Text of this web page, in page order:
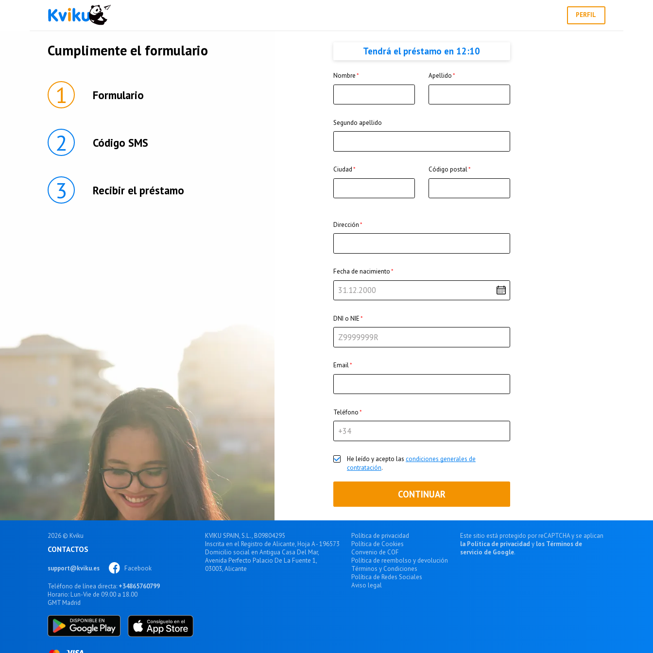
PERFIL
Cumplimente el formulario
1 Formulario
2 Código SMS
3 Recibir el préstamo
Tendrá el préstamo en 12:10
Nombre Apellido
Segundo apellido
Ciudad Código postal
Dirección
Fecha de nacimiento
DNI o NIE
Email
Teléfono
He leído y acepto las condiciones generales de
contratación.
CONTINUAR
2026 © Kviku
CONTACTOS
support@kviku.es Facebook
Teléfono de línea directa: +34865760799
Horario: Lun-Vie de 09.00 a 18.00
GMT Madrid
KVIKU SPAIN, S.L., B09804295
Inscrita en el Registro de Alicante, Hoja A - 196573
Domicilio social en Antigua Casa Del Mar,
Avenida Perfecto Palacio De La Fuente 1,
03003, Alicante
Política de privacidad
Política de Cookies
Convenio de COF
Política de reembolso y devolución
Términos y Condiciones
Política de Redes Sociales
Aviso legal
Este sitio está protegido por reCAPTCHA y se aplican
la Política de privacidad y los Términos de
servicio de Google.